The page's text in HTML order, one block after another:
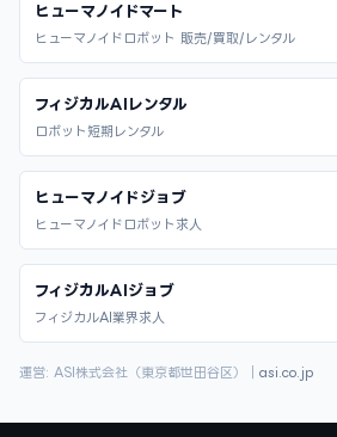
ヒューマノイドマート
ヒューマノイドロボット 販売/買取/レンタル
フィジカルAIレンタル
ロボット短期レンタル
ヒューマノイドジョブ
ヒューマノイドロボット求人
フィジカルAIジョブ
フィジカルAI業界求人
運営: ASI株式会社（東京都世田谷区）｜ asi.co.jp